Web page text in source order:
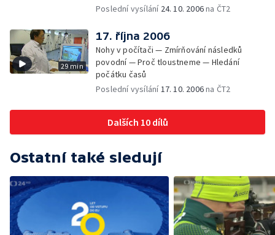
Poslední vysílání 24. 10. 2006na ČT2
29 min
17. října 2006
Nohy v počítači — Zmírňování následků
povodní — Proč tloustneme — Hledání
počátku časů
Poslední vysílání17. 10. 2006na ČT2
Dalších 10 dílů
Ostatní také sledují